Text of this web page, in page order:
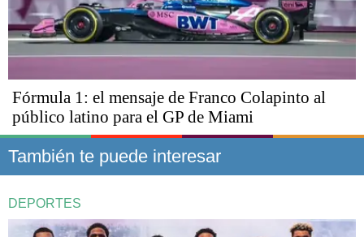
Fórmula 1: el mensaje de Franco Colapinto al
público latino para el GP de Miami
También te puede interesar
DEPORTES